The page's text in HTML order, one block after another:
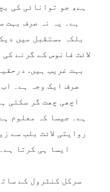
ہے، جو توانائی کی
ہے۔ یہ نہ صرف بہت
بلکہ مستقبل میں
بہت غریب ہیں.
صرف ایک وجہ ہے۔
اچھی چھت گر سکتی
ہے۔ جیسا کہ معلوم
روایتی لائٹ بلب سے
ایسا ہی کرتا
سرکل کنٹرول کے